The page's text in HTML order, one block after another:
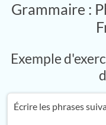
Grammaire :
Exemple
Écrire les phrases